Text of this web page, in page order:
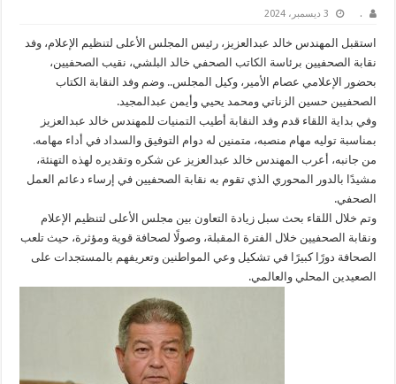
. 3 ديسمبر، 2024
استقبل المهندس خالد عبدالعزيز، رئيس المجلس الأعلى لتنظيم الإعلام، وفد
نقابة الصحفيين برئاسة الكاتب الصحفي خالد البلشي، نقيب الصحفيين،
بحضور الإعلامي عصام الأمير، وكيل المجلس.. وضم وفد النقابة الكتاب
الصحفيين حسين الزناتي ومحمد يحيي وأيمن عبدالمجيد.
وفي بداية اللقاء قدم وفد النقابة أطيب التمنيات للمهندس خالد عبدالعزيز
بمناسبة توليه مهام منصبه، متمنين له دوام التوفيق والسداد في أداء مهامه.
من جانبه، أعرب المهندس خالد عبدالعزيز عن شكره وتقديره لهذه التهنئة،
مشيدًا بالدور المحوري الذي تقوم به نقابة الصحفيين في إرساء دعائم العمل
الصحفي.
وتم خلال اللقاء بحث سبل زيادة التعاون بين مجلس الأعلى لتنظيم الإعلام
ونقابة الصحفيين خلال الفترة المقبلة، وصولًا لصحافة قوية ومؤثرة، حيث تلعب
الصحافة دورًا كبيرًا في تشكيل وعي المواطنين وتعريفهم بالمستجدات على
الصعيدين المحلي والعالمي.